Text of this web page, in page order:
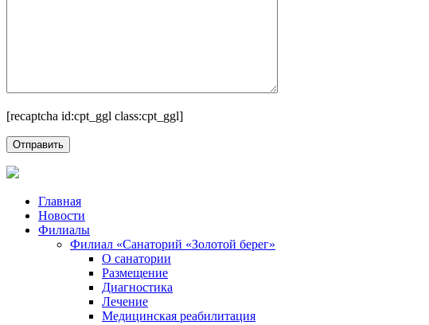
[recaptcha id:cpt_ggl class:cpt_ggl]
Главная
Новости
Филиалы
Филиал «Санаторий «Золотой берег»
О санатории
Размещение
Диагностика
Лечение
Медицинская реабилитация